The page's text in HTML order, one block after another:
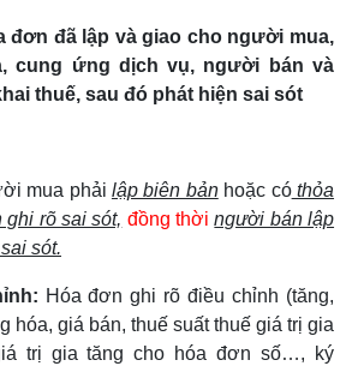
đơn đã lập và giao cho người mua,
cung ứng dịch vụ, người bán và
thuế, sau đó phát hiện sai sót
mua phải lập biên bảnhoặc cóthỏa
ghi rõ sai sót, đồng thời người bán lập
sót.
Hóa đơn ghi rõ điều chỉnh (tăng,
hóa, giá bán, thuế suất thuế giá trị gia
trị gia tăng cho hóa đơn số…, ký